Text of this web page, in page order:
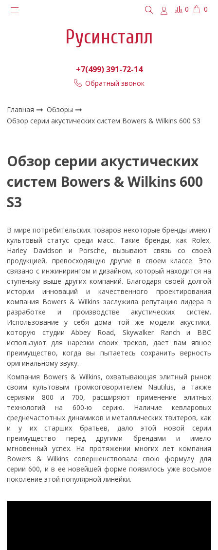
0 0
Русинсталл
+7(499) 391-72-14
Обратный звонок
Главная
Обзоры
Обзор серии акустических систем Bowers & Wilkins 600 S3
Обзор серии акустических
систем Bowers & Wilkins 600
S3
В мире потребительских товаров некоторые бренды имеют
культовый статус среди масс. Такие бренды, как Rolex,
Harley Davidson и Porsche, вызывают связь со своей
продукцией, превосходящую другие в своем классе. Это
связано с инжинирингом и дизайном, который находится на
ступеньку выше других компаний. Благодаря своей долгой
истории инноваций и качественного проектирования
компания Bowers & Wilkins заслужила репутацию лидера в
разработке и производстве акустических систем.
Использование у себя дома той же модели акустики,
которую студии Abbey Road, Skywalker Ranch и BBC
используют для нарезки своих треков, дает вам явное
преимущество, когда вы пытаетесь сохранить верность
оригинальному звуку.
Компания Bowers & Wilkins, охватывающая элитный рынок
своим культовым громкоговорителем Nautilus, а также
сериями 800 и 700, расширяют применение элитных
технологий на 600-ю серию. Наличие кевларовых
среднечастотных динамиков и металлических твитеров, как
и у их старших братьев, дало этой новой серии
преимущество перед другими брендами и имело
мгновенный успех. На протяжении многих лет компания
Bowers & Wilkins совершенствовала свою формулу для
серии 600, и в ее новейшей форме появилось уже восьмое
поколение этой популярной линейки.